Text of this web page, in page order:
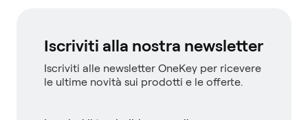
Iscriviti alla nostra newsletter
Iscriviti alle newsletter OneKey per ricevere
le ultime novità sui prodotti e le offerte.